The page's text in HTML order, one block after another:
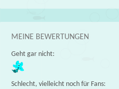
MEINE BEWERTUNGEN
Geht gar nicht:
Schlecht, vielleicht noch für Fans: